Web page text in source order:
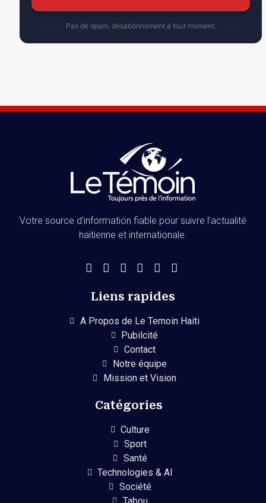
Pas de spam, désabonnement à tout moment.
Votre source d’information fiable pour suivre l’actualité
haïtienne et internationale.
Liens rapides
A Propos de Le Temoin Haiti
Pubilcité
Contact
Notre équipe
Mission et Vision
Catégories
Culture
Sport
Santé
Technologies & AI
Société